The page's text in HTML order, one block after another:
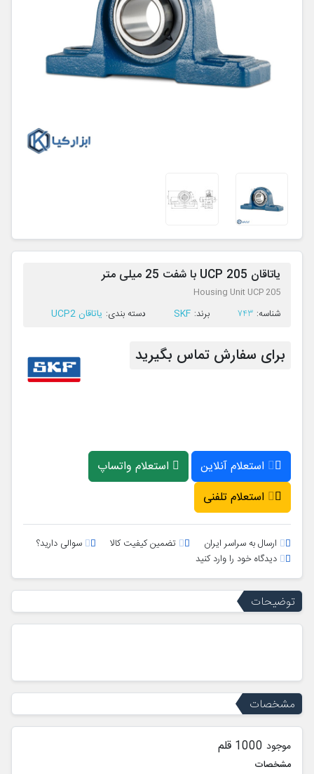
یاتاقان UCP 205 با شفت 25 میلی متر
Housing Unit UCP 205
ﺷﻨﺎﺳﻪ: 743 ﺑﺮﻧﺪ: SKF ﺩﺳﺘﻪ ﺑﻨﺪی: یاتاقان UCP2
برای سفارش تماس بگیرید
استعلام آنلاین
استعلام واتساپ
استعلام تلفنی
ارسال به سراسر ایران تضمین کیفیت کالا
سوالی دارید؟
دیدگاه خود را وارد کنید
توضیحات
مشخصات
موجود 1000 قلم
مشخصات